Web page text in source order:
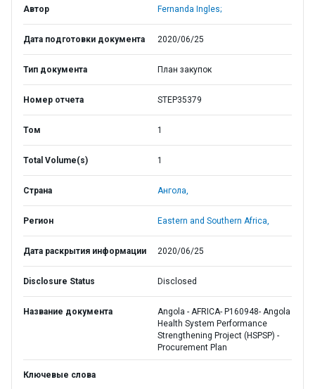
Автор Fernanda Ingles;
Дата подготовки документа 2020/06/25
Тип документа План закупок
Номер отчета STEP35379
Том 1
Total Volume(s) 1
Страна Ангола,
Регион Eastern and Southern Africa,
Дата раскрытия информации 2020/06/25
Disclosure Status Disclosed
Название документа
Angola - AFRICA- P160948- Angola
Health System Performance
Strengthening Project (HSPSP) -
Procurement Plan
Ключевые слова